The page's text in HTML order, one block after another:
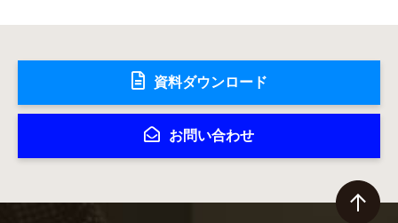
資料ダウンロード
お問い合わせ